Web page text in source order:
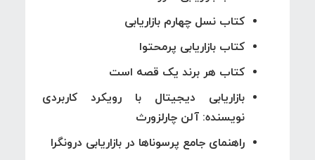
کتاب نسل چهارم بازاریابی
کتاب بازاریابی پرمحتوا
کتاب هر برند یک قصه است
بازاریابی دیجیتال با رویکرد کاربردی
نویسنده: آلن چارلزورث
راهنمای جامع پرسوناها در بازاریابی درونگرا